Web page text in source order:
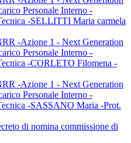
Personale Interno -
-SELLITTI Maria carmela
-Azione 1 - Next Generation
Personale Interno -
-CORLETO Filomena -
-Azione 1 - Next Generation
Personale Interno -
-SASSANO Maria -Prot.
di nomina commissione di